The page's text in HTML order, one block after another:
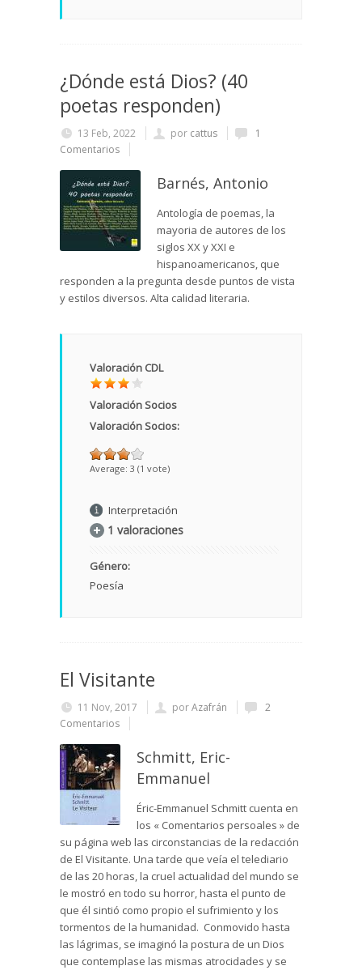
¿Dónde está Dios? (40
poetas responden)
13 Feb, 2022 por cattus
1
Comentarios
Barnés, Antonio
Antología de poemas, la
mayoria de autores de los
siglos XX y XXI e
hispanoamericanos, que
responden a la pregunta desde puntos de vista
y estilos diversos. Alta calidad literaria.
Valoración CDL
Valoración Socios
Valoración Socios:
Average: 3 (1 vote)
Interpretación
1 valoraciones
Género:
Poesía
El Visitante
11 Nov, 2017 porAzafrán
2
Comentarios
Schmitt, Eric-
Emmanuel
Éric-Emmanuel Schmitt cuenta en
los « Comentarios persoales » de
su página web las circonstancias de la redacción
de El Visitante. Una tarde que veía el telediario
de las 20 horas, la cruel actualidad del mundo se
le mostró en todo su horror, hasta el punto de
que él sintió como propio el sufrimiento y los
tormentos de la humanidad. Conmovido hasta
las lágrimas, se imaginó la postura de un Dios
que contemplase las mismas atrocidades y se